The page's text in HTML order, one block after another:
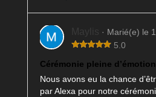
Maylis · Marié(e) le
5.0
Cérémonie pleine
Nous avons eu la chance
par Alexa pour notre